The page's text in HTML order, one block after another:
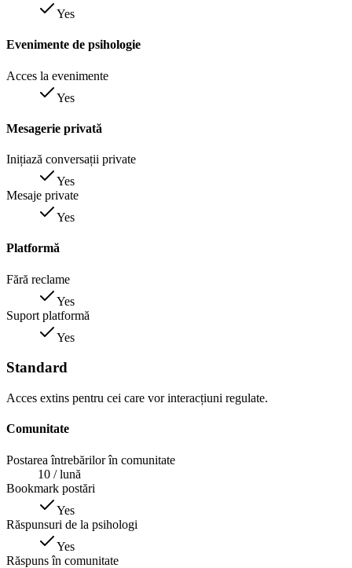
Yes
Evenimente de psihologie
Acces la evenimente
Yes
Mesagerie privată
Inițiază conversații private
Yes
Mesaje private
Yes
Platformă
Fără reclame
Yes
Suport platformă
Yes
Standard
Acces extins pentru cei care vor interacțiuni regulate.
Comunitate
Postarea întrebărilor în comunitate
10 / lună
Bookmark postări
Yes
Răspunsuri de la psihologi
Yes
Răspuns în comunitate